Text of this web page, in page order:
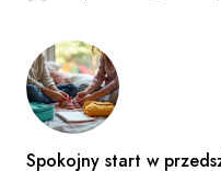
Spokojny start w